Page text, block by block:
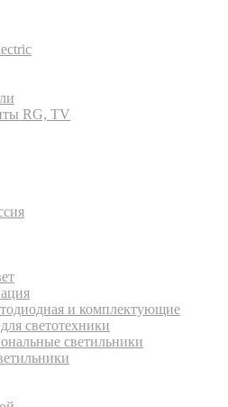
RG, TV
и комплектующие
светотехники
светильники